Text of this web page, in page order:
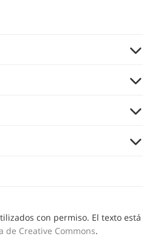
con permiso. El texto está
de Creative Commons.